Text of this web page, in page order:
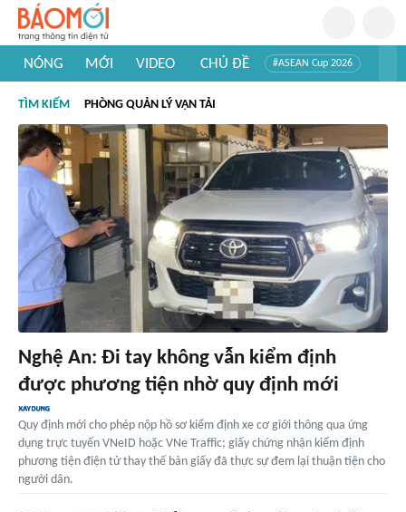
NÓNG MỚI VIDEO CHỦ ĐỀ #ASEAN Cup 2026
#Khám phá thế giới
TÌM KIẾM PHÒNG QUẢN LÝ VẬN TẢI
Nghệ An: Đi tay không vẫn kiểm định
được phương tiện nhờ quy định mới
Quy định mới cho phép nộp hồ sơ kiểm định xe cơ giới thông qua ứng
dụng trực tuyến VNeID hoặc VNe Traffic; giấy chứng nhận kiểm định
phương tiện điện tử thay thế bản giấy đã thực sự đem lại thuận tiện cho
người dân.